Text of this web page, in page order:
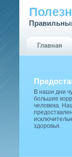
Главная
В наши дни
большие
человека.
здоровья.